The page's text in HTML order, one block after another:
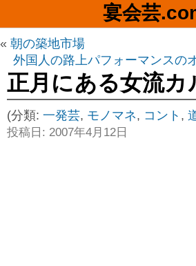
宴会芸
« 朝の築地市場
外国人の路上パフォーマンスの
正月にある女流カ
(分類: 一発芸, モノマネ, コント ,
投稿日: 2007年4月12日